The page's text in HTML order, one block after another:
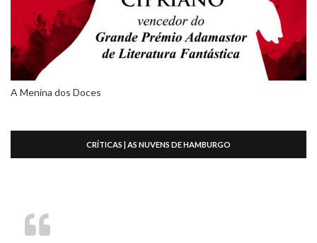
A Menina dos Doces
CRÍTICAS | AS NUVENS DE HAMBURGO